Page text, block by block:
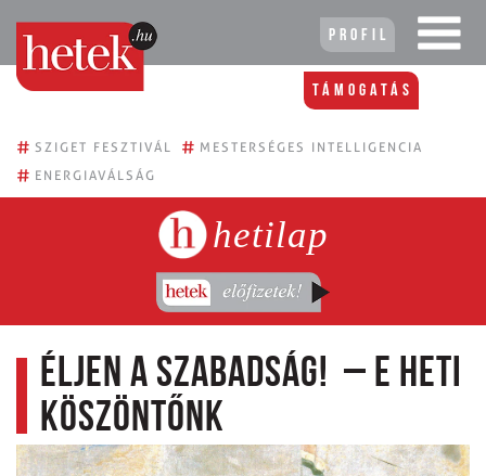
Profil
Támogatás
# SZIGET FESZTIVÁL # MESTERSÉGES INTELLIGENCIA
# ENERGIAVÁLSÁG
hetilap
Éljen a szabadság! – E heti
köszöntőnk